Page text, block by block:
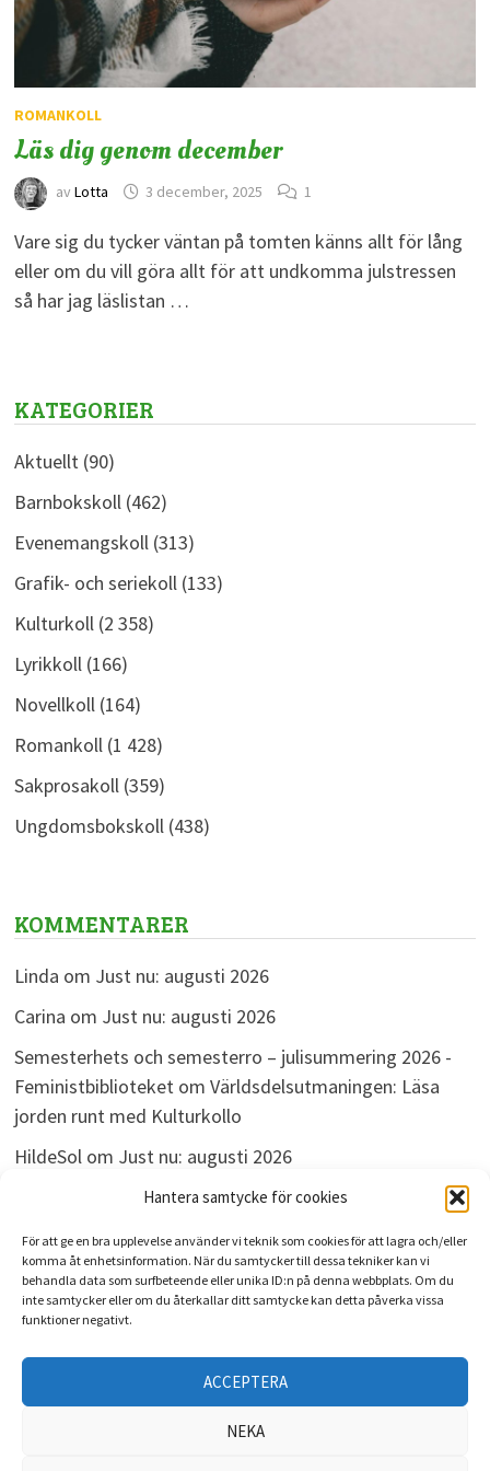
Hantera samtycke för cookies
För att ge en bra upplevelse använder vi teknik som cookies för att lagra och/eller
komma åt enhetsinformation. När du samtycker till dessa tekniker kan vi
behandla data som surfbeteende eller unika ID:n på denna webbplats. Om du
inte samtycker eller om du återkallar ditt samtycke kan detta påverka vissa
funktioner negativt.
ACCEPTERA
NEKA
ROMANKOLL
Läs dig genom december
av Lotta 3 december, 2025 1
Vare sig du tycker väntan på tomten känns allt för lång
eller om du vill göra allt för att undkomma julstressen
så har jag läslistan …
KATEGORIER
Aktuellt(90)
Barnbokskoll(462)
Evenemangskoll(313)
Grafik- och seriekoll(133)
Kulturkoll(2 358)
Lyrikkoll(166)
Novellkoll(164)
Romankoll(1 428)
Sakprosakoll(359)
Ungdomsbokskoll(438)
KOMMENTARER
Linda om Just nu: augusti 2026
Carina om Just nu: augusti 2026
Semesterhets och semesterro – julisummering 2026 -
Feministbiblioteketom Världsdelsutmaningen: Läsa
jorden runt med Kulturkollo
HildeSolom Just nu: augusti 2026
omJust nu: augusti 2026
ARKIV